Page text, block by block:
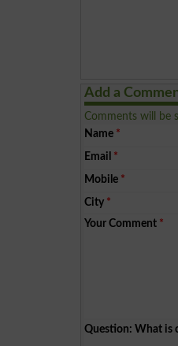
Add a
Comments will be
Name *
Email *
Mobile *
City *
Your Comment *
Question: What is